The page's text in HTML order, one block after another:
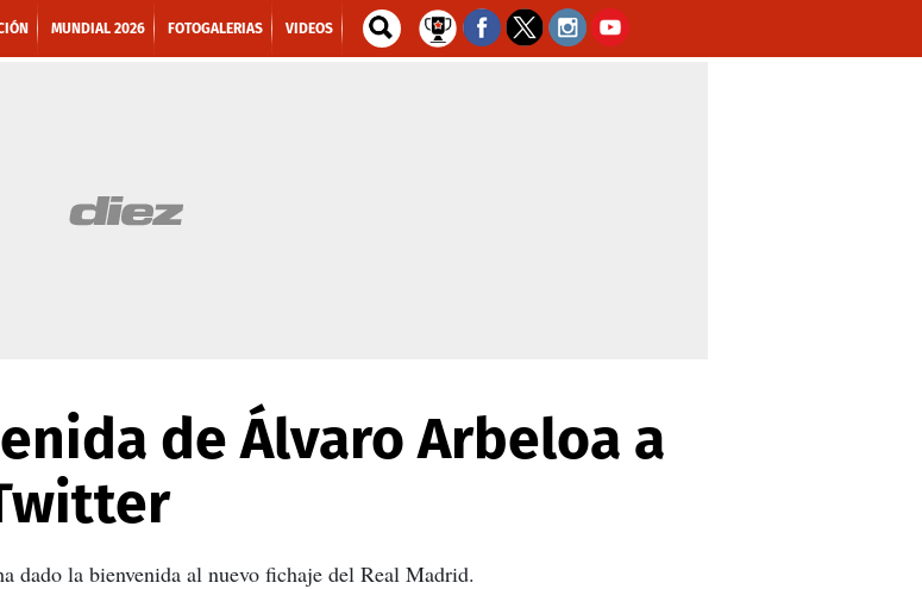
MUNDIAL 2026 FOTOGALERIAS VIDEOS
de Álvaro Arbeloa a
dado la bienvenida al nuevo fichaje del Real Madrid.